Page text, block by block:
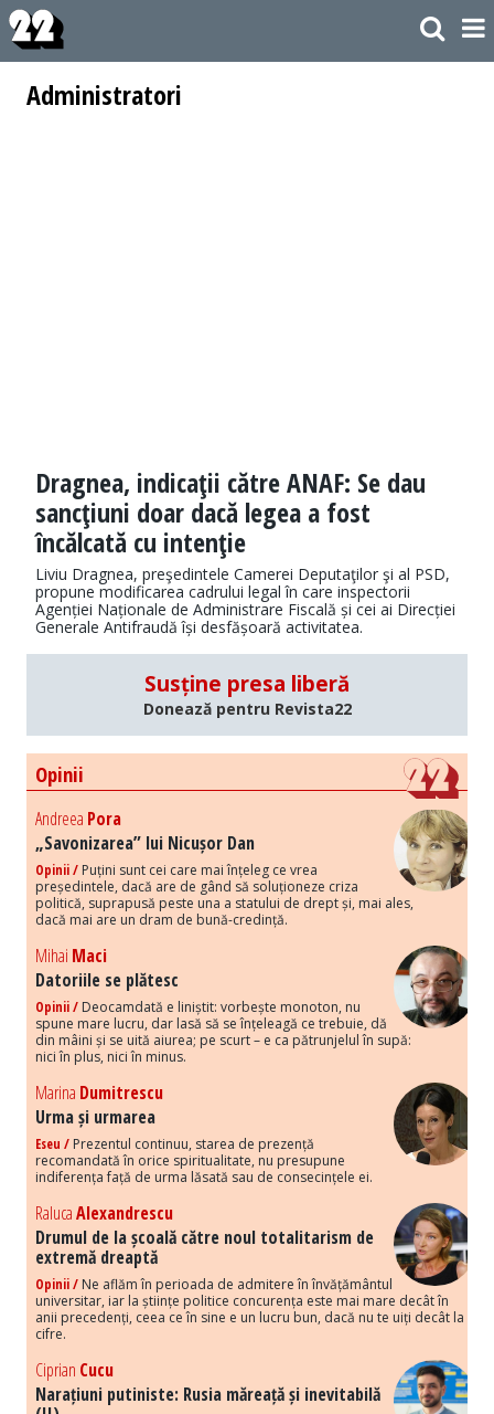
Administratori
Dragnea, indicaţii către ANAF: Se dau
sancţiuni doar dacă legea a fost
încălcată cu intenţie
Liviu Dragnea, preşedintele Camerei Deputaţilor şi al PSD,
propune modificarea cadrului legal în care inspectorii
Agenției Naționale de Administrare Fiscală și cei ai Direcției
Generale Antifraudă își desfășoară activitatea.
Susține presa liberă
Donează pentru Revista22
Opinii
Andreea Pora
„Savonizarea” lui Nicușor Dan
Opinii / Puțini sunt cei care mai înțeleg ce vrea
președintele, dacă are de gând să soluționeze criza
politică, suprapusă peste una a statului de drept și, mai ales,
dacă mai are un dram de bună-credință.
Mihai Maci
Datoriile se plătesc
Opinii / Deocamdată e liniștit: vorbește monoton, nu
spune mare lucru, dar lasă să se înțeleagă ce trebuie, dă
din mâini și se uită aiurea; pe scurt – e ca pătrunjelul în supă:
nici în plus, nici în minus.
Marina Dumitrescu
Urma și urmarea
Eseu / Prezentul continuu, starea de prezență
recomandată în orice spiritualitate, nu presupune
indiferența față de urma lăsată sau de consecințele ei.
RalucaAlexandrescu
Drumul de la școală către noul totalitarism de
extremă dreaptă
Opinii / Ne aflăm în perioada de admitere în învățământul
universitar, iar la științe politice concurența este mai mare decât în
anii precedenți, ceea ce în sine e un lucru bun, dacă nu te uiți decât la
cifre.
Ciprian Cucu
Narațiuni putiniste: Rusia măreață și inevitabilă